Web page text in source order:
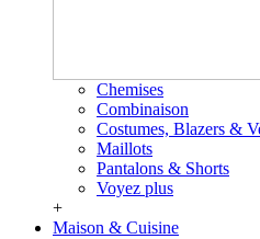
Chemises
Combinaison
Costumes, Blazers &
Maillots
Pantalons & Shorts
Voyez plus
+
Maison & Cuisine